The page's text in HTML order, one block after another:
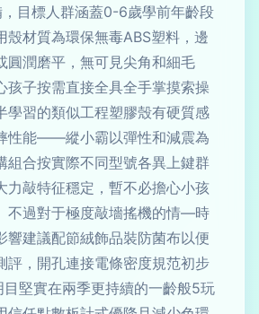
目標人群涵蓋0-6歲學前年齡段
殼材質為環保無毒ABS塑料，邊
圓潤磨平，無可見尖角和細毛
孩子按需直接全具全手掌摸索操
學習的類似工程塑膠殼有硬質感
性能——縱小霸以彈性和減震為
組合按實際不同型號各異上鍵群
力敲特征穩定，暫不必擔心小孩
不過對于極度敲墻搖機的情—時
響建議配節絨飾品裝防菌布以便
評，開孔連接電條密度規范初步
目堅實在兩季更持續的一齡般5玩